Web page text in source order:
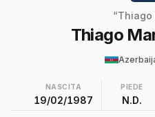
“Thiago
Thiago
NASCITA
19/02/1987
PIEDE
N.D.